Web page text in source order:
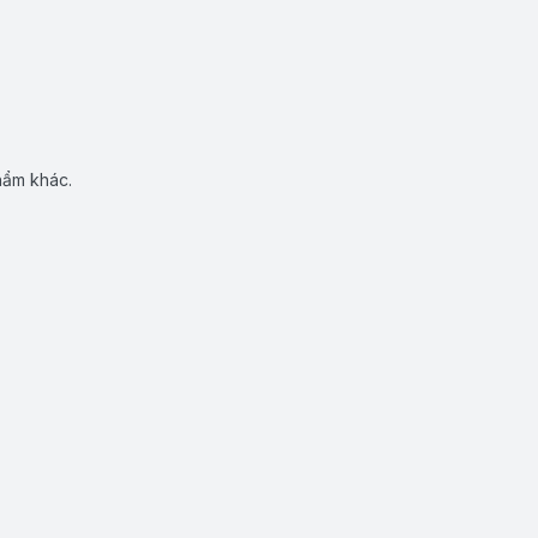
khác.